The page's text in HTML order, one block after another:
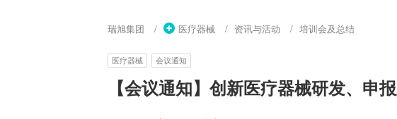
瑞旭集团 医疗器械 资讯与活动 培训会及总结
医疗器械 会议通知
【会议通知】创新医疗器械研发、申